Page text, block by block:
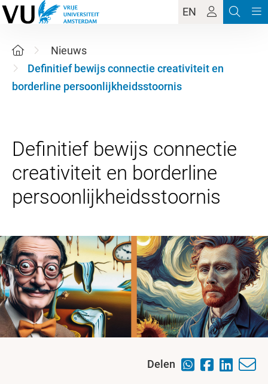
EN
Nieuws
Definitief bewijs connectie creativiteit en
borderline persoonlijkheidsstoornis
Definitief bewijs connectie
creativiteit en borderline
Delen